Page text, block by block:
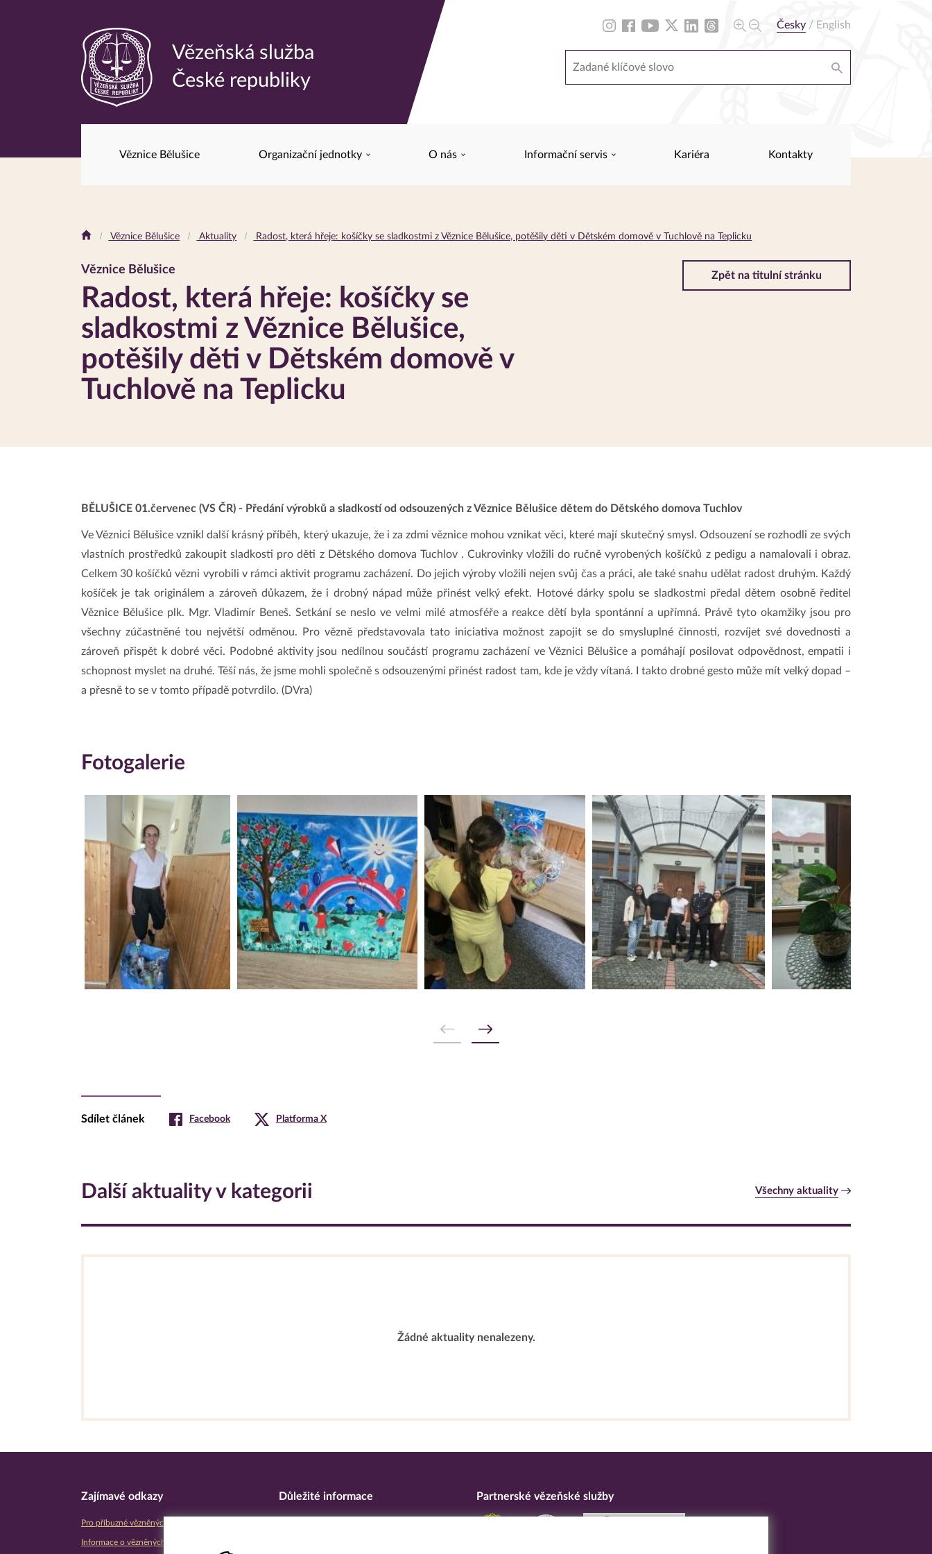
Česky / English
Odkaz
na
Vězeňská služba
České republiky
Věznice Bělušice Organizační jednotky O nás Informační servis Kariéra Kontakty
Drobečková
Věznice Bělušice Aktuality Radost, která hřeje: košíčky se sladkostmi z Věznice Bělušice, potěšily děti v Dětském domově v Tuchlově na Teplicku
Věznice Bělušice
Radost, která hřeje: košíčky se
sladkostmi z Věznice Bělušice,
potěšily děti v Dětském domově v
Tuchlově na Teplicku
Zpět na titulní stránku
BĚLUŠICE 01.červenec (VS ČR) - Předání výrobků a sladkostí od odsouzených z Věznice Bělušice dětem do Dětského domova Tuchlov
Ve Věznici Bělušice vznikl další krásný příběh, který ukazuje, že i za zdmi věznice mohou vznikat věci, které mají skutečný smysl. Odsouzení se rozhodli ze svých
vlastních prostředků zakoupit sladkosti pro děti z Dětského domova Tuchlov . Cukrovinky vložili do ručně vyrobených košíčků z pedigu a namalovali i obraz.
Celkem 30 košíčků vězni vyrobili v rámci aktivit programu zacházení. Do jejich výroby vložili nejen svůj čas a práci, ale také snahu udělat radost druhým. Každý
košíček je tak originálem a zároveň důkazem, že i drobný nápad může přinést velký efekt. Hotové dárky spolu se sladkostmi předal dětem osobně ředitel
Věznice Bělušice plk. Mgr. Vladimír Beneš. Setkání se neslo ve velmi milé atmosféře a reakce dětí byla spontánní a upřímná. Právě tyto okamžiky jsou pro
všechny zúčastněné tou největší odměnou. Pro vězně představovala tato iniciativa možnost zapojit se do smysluplné činnosti, rozvíjet své dovednosti a
zároveň přispět k dobré věci. Podobné aktivity jsou nedílnou součástí programu zacházení ve Věznici Bělušice a pomáhají posilovat odpovědnost, empatii i
schopnost myslet na druhé. Těší nás, že jsme mohli společně s odsouzenými přinést radost tam, kde je vždy vítaná. I takto drobné gesto může mít velký dopad –
a přesně to se v tomto případě potvrdilo. (DVra)
Fotogalerie
Sdílet článek Facebook Platforma X
Další aktuality v kategorii Všechny aktuality
Žádné aktuality nenalezeny.
Zajímavé odkazy
Pro příbuzné vězněných osob
Informace o vězněných osobách
Důležité informace Partnerské vězeňské služby